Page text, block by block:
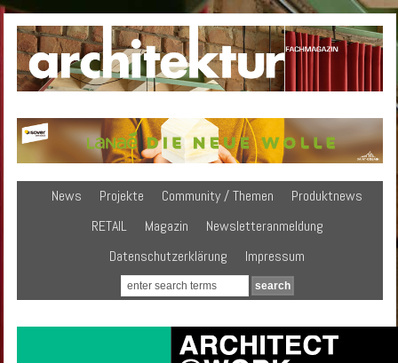
News Projekte Community / Themen
Produktnews
RETAIL
Magazin
Newsletteranmeldung
Datenschutzerklärung
Impressum